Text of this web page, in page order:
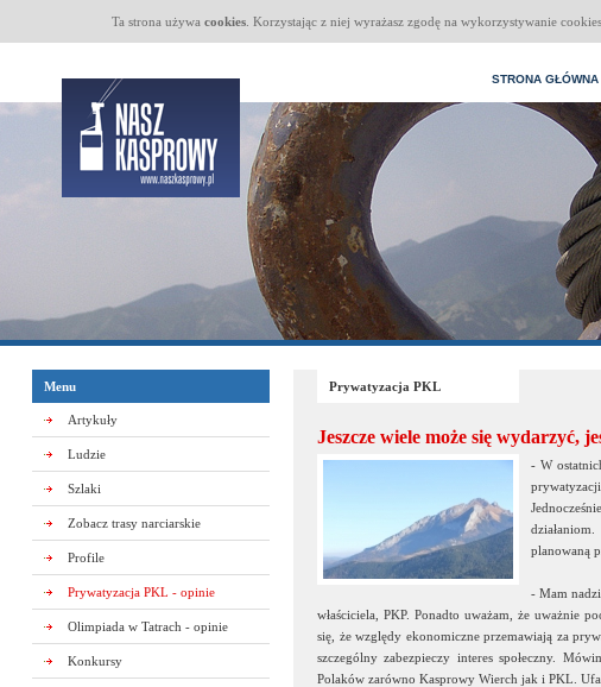
Ta strona używa cookies. Korzystając z niej wyrażasz zgodę na wykorzystywanie
STRONA GŁÓWNA
Menu
Artykuły
Ludzie
Szlaki
Zobacz trasy narciarskie
Profile
Prywatyzacja PKL - opinie
Olimpiada w Tatrach - opinie
Konkursy
Prywatyzacja PKL
Jeszcze wiele może się wydarzyć,
- W
planowaną
- Mam
właściciela, PKP. Ponadto uważam, że uważnie
się, że względy ekonomiczne przemawiają za
szczególny zabezpieczy interes społeczny.
Polaków zarówno Kasprowy Wierch jak i PKL.